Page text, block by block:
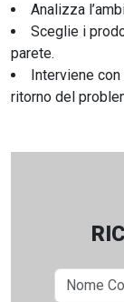
Analizza
Sceglie i
parete.
Interviene
ritorno del